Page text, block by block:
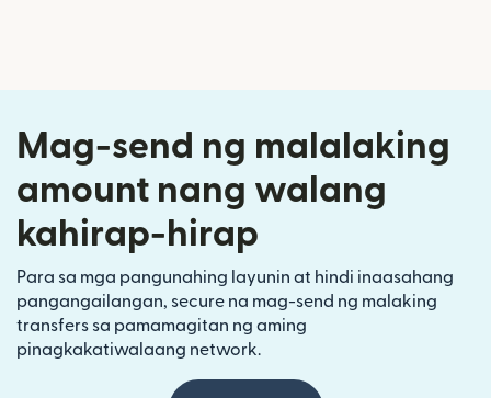
Mag-send ng malalaking
amount nang walang
kahirap-hirap
Para sa mga pangunahing layunin at hindi inaasahang
pangangailangan, secure na mag-send ng malaking
transfers sa pamamagitan ng aming
pinagkakatiwalaang network.